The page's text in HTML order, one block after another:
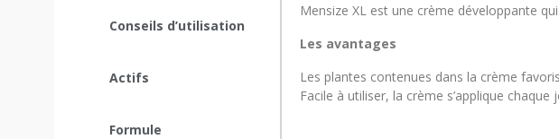
Conseils d’utilisation
Actifs
Formule
Mensize XL est une crème développante
Les avantages
Les plantes contenues dans la crème
Facile à utiliser, la crème s’applique